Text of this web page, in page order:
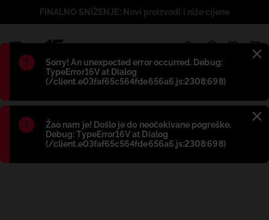
Błąd:
Sorry! An unexpected error occurred. Debug:
TypeError16V at Dialog
(/client.e03faf65c564fde656a6.js:2308:698)
Błąd:
Žao nam je! Došlo je do neočekivane pogreške.
Debug: TypeError16V at Dialog
(/client.e03faf65c564fde656a6.js:2308:698)
FINALNO SNIŽENJE: Novi proizvodi i niže cijene